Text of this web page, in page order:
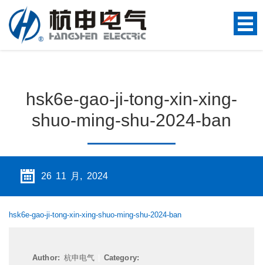
hsk6e-gao-ji-tong-xin-xing-
shuo-ming-shu-2024-ban
26 11 月, 2024
hsk6e-gao-ji-tong-xin-xing-shuo-ming-shu-2024-ban
Author: 杭申电气| Category: